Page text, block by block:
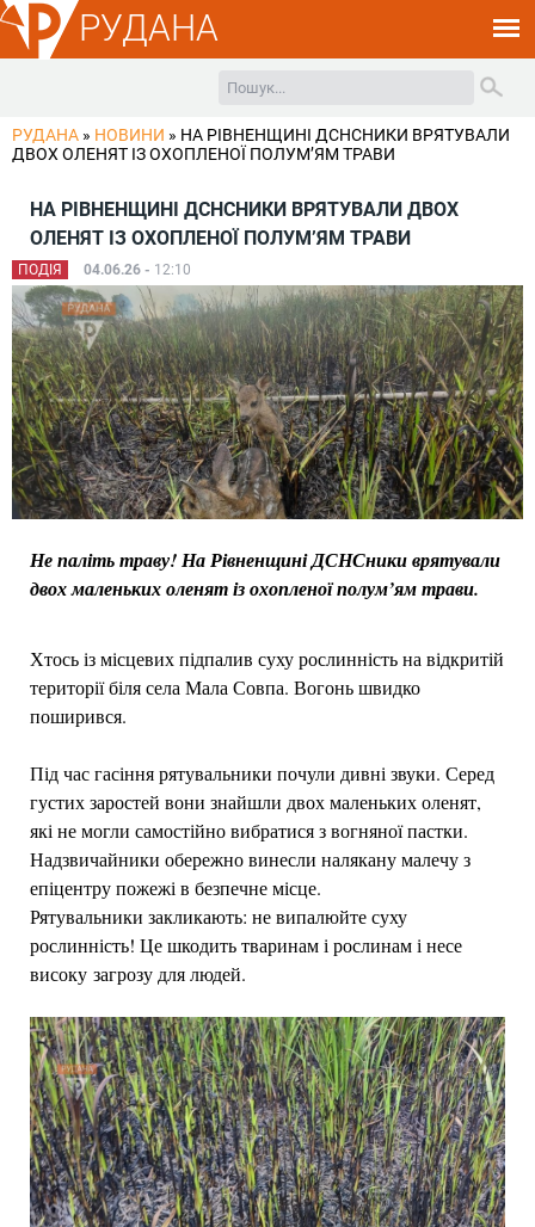
РУДАНА
РУДАНА » НОВИНИ » НА РІВНЕНЩИНІ ДСНСНИКИ ВРЯТУВАЛИ
ДВОХ ОЛЕНЯТ ІЗ ОХОПЛЕНОЇ ПОЛУМ’ЯМ ТРАВИ
НА РІВНЕНЩИНІ ДСНСНИКИ ВРЯТУВАЛИ ДВОХ
ОЛЕНЯТ ІЗ ОХОПЛЕНОЇ ПОЛУМ’ЯМ ТРАВИ
ПОДІЯ 04.06.26 - 12:10
Не паліть траву! На Рівненщині ДСНСники врятували
двох маленьких оленят із охопленої полум’ям трави.
Хтось із місцевих підпалив суху рослинність на відкритій
території біля села Мала Совпа. Вогонь швидко
поширився.
Під час гасіння рятувальники почули дивні звуки. Серед
густих заростей вони знайшли двох маленьких оленят,
які не могли самостійно вибратися з вогняної пастки.
Надзвичайники обережно винесли налякану малечу з
епіцентру пожежі в безпечне місце.
Рятувальники закликають: не випалюйте суху
рослинність! Це шкодить тваринам і рослинам і несе
високу загрозу для людей.